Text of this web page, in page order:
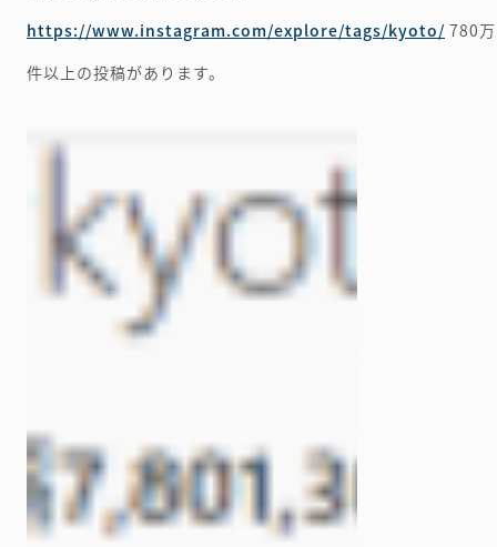
https://www.instagram.com/explore/tags/kyoto/ 780万
件以上の投稿があります。